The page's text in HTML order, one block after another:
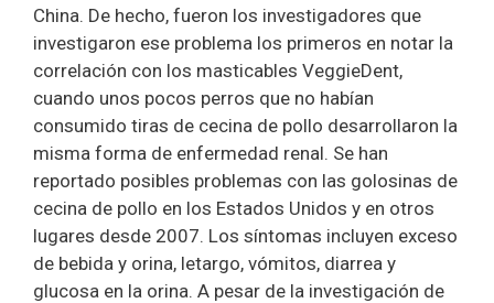
China. De hecho, fueron los investigadores que
investigaron ese problema los primeros en notar la
correlación con los masticables VeggieDent,
cuando unos pocos perros que no habían
consumido tiras de cecina de pollo desarrollaron la
misma forma de enfermedad renal. Se han
reportado posibles problemas con las golosinas de
cecina de pollo en los Estados Unidos y en otros
lugares desde 2007. Los síntomas incluyen exceso
de bebida y orina, letargo, vómitos, diarrea y
glucosa en la orina. A pesar de la investigación de